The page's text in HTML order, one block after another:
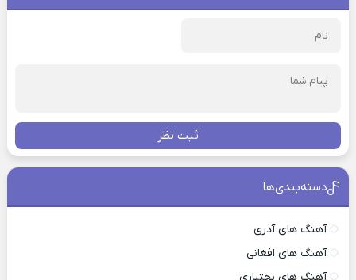
ثبت نظر
دسته‌بندی‌ها
آهنگ های آذری
آهنگ های افغانی